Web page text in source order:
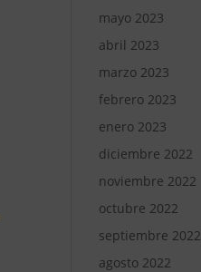
mayo 2023
abril 2023
marzo 2023
febrero 2023
enero 2023
diciembre 2022
noviembre 2022
octubre 2022
septiembre 2022
agosto 2022